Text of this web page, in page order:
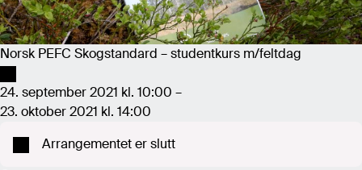
Norsk PEFC Skogstandard – studentkurs m/feltdag
24. september 2021 kl. 10:00 –
23. oktober 2021 kl. 14:00
Arrangementet er slutt